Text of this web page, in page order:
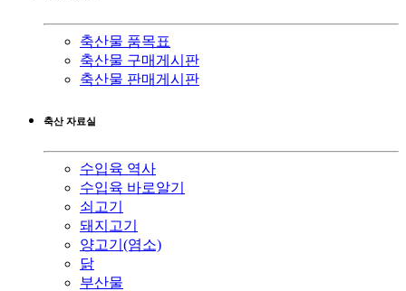
축산물 품목표
축산물 구매게시판
축산물 판매게시판
축산 자료실
수입육 역사
수입육 바로알기
쇠고기
돼지고기
양고기(염소)
닭
부산물